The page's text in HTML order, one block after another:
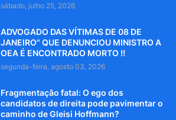
sábado, julho 25, 2026
ADVOGADO DAS VÍTIMAS DE 08 DE
JANEIRO" QUE DENUNCIOU MINISTRO A
OEA É ENCONTRADO MORTO !!
segunda-feira, agosto 03, 2026
Fragmentação fatal: O ego dos
candidatos de direita pode pavimentar o
caminho de Gleisi Hoffmann?